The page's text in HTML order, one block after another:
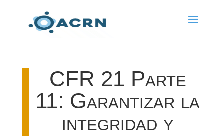
CFR 21 Parte
11: Garantizar la
integridad y